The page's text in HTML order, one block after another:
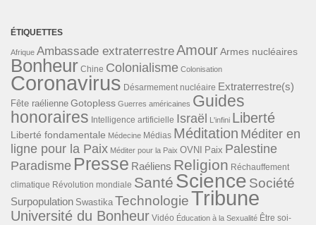
ÉTIQUETTES
Afrique Ambassade extraterrestreAmourArmes nucléaires
Bonheur Chine Colonialisme Colonisation
Coronavirus Désarmement nucléaire Extraterrestre(s)
Fête raélienne Gotopless Guerres américaines Guides
honoraires Intelligence artificielle Israël L'infini Liberté
Liberté fondamentale Médecine Médias Méditation Méditer en
ligne pour la Paix Méditer pour la Paix OVNI Paix Palestine
Paradisme Presse Raéliens Religion Réchauffement
climatique Révolution mondiale Santé Science Société
Surpopulation Swastika TechnologieTribune
Université du Bonheur Vidéo Éducation à la Sexualité Être soi-